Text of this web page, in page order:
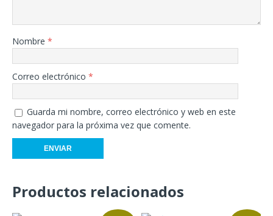
Nombre *
Correo electrónico *
Guarda mi nombre, correo electrónico y web en este
navegador para la próxima vez que comente.
Productos relacionados